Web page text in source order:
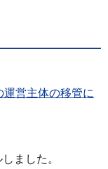
運営主体の移管に
ました。